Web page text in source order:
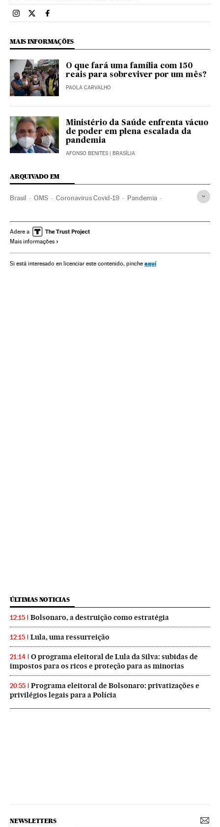
Brasil El País Brasil en Instagram
Brasil El País Brasil en Twitter
Brasil El País Brasil en Facebook
MAIS INFORMAÇÕES
O que fará uma família com 150
reais para sobreviver por um mês?
PAOLA CARVALHO
Ministério da Saúde enfrenta vácuo
de poder em plena escalada da
pandemia
AFONSO BENITES | BRASÍLIA
ARQUIVADO EM
Brasil OMS Coronavirus Covid-19 Pandemia
Ministério Saúde São Paulo
Adere a
Mais informações
Si está interesado en licenciar este contenido, pinche aquí
ÚLTIMAS NOTICIAS
12:15 Bolsonaro, a destruição como estratégia
12:15 Lula, uma ressurreição
21:14
O programa eleitoral de Lula da Silva: subidas de
impostos para os ricos e proteção para as minorias
20:55
Programa eleitoral de Bolsonaro: privatizações e
privilégios legais para a Polícia
NEWSLETTERS